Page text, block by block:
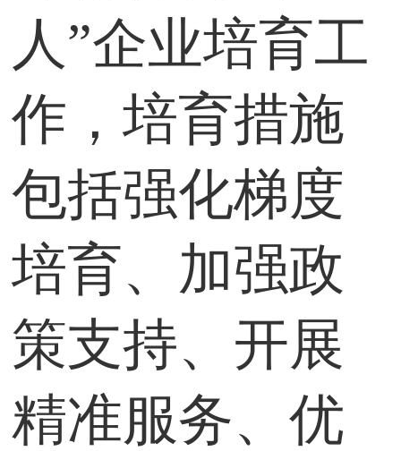
人”企业培育工
作，培育措施
包括强化梯度
培育、加强政
策支持、开展
精准服务、优